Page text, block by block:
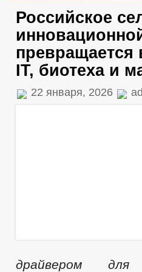
Российское
превращается
IT, биотеха и
22 января, 2026
драйвером для